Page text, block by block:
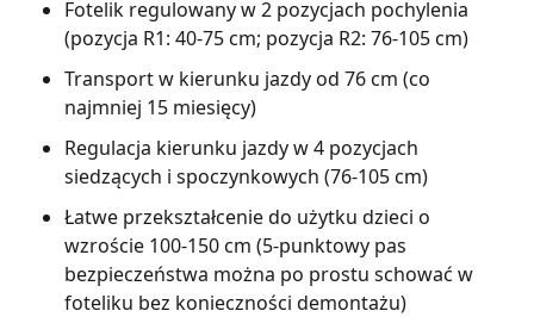
Fotelik regulowany w 2 pozycjach pochylenia
(pozycja R1: 40-75 cm; pozycja R2: 76-105 cm)
Transport w kierunku jazdy od 76 cm (co
najmniej 15 miesięcy)
Regulacja kierunku jazdy w 4 pozycjach
siedzących i spoczynkowych (76-105 cm)
Łatwe przekształcenie do użytku dzieci o
wzroście 100-150 cm (5-punktowy pas
bezpieczeństwa można po prostu schować w
foteliku bez konieczności demontażu)